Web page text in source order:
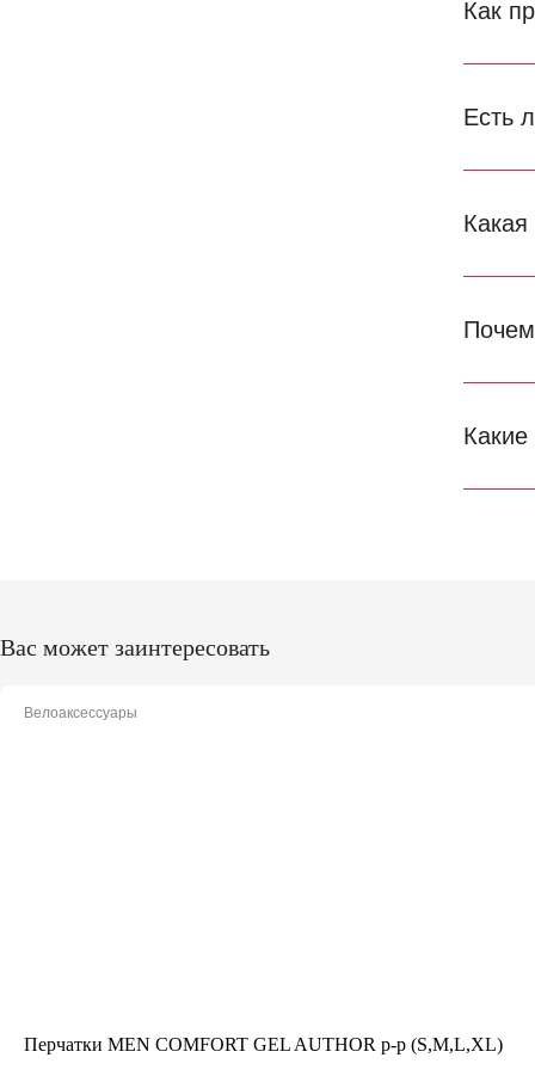
Как
Есть
Какая
Вас может заинтересовать
Велоаксессуары
Перчатки MEN COMFORT GEL AUTHOR p-p (S,M,L,XL)